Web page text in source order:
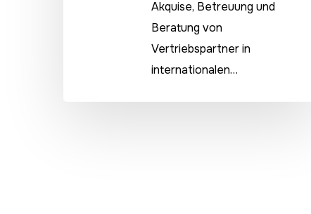
Akquise, Betreuung und
Beratung von
Vertriebspartner in
internationalen…